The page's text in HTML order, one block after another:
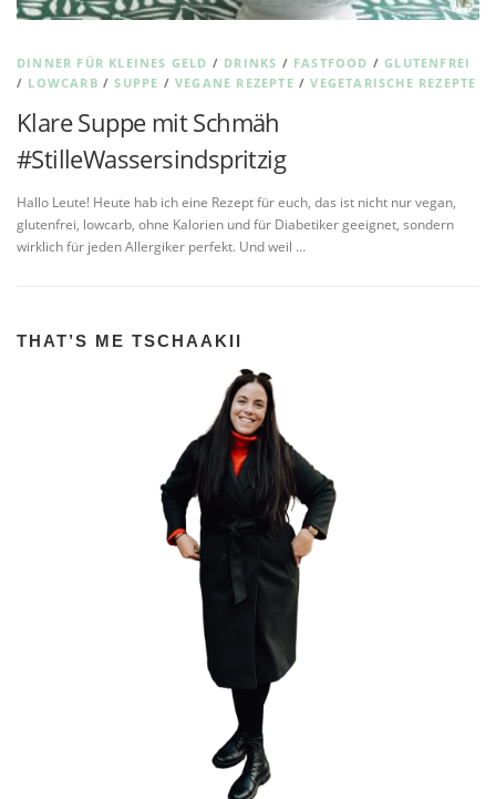
DINNER FÜR KLEINES GELD / DRINKS / FASTFOOD /GLUTENFREI
/ LOWCARB /SUPPE /VEGANE REZEPTE /VEGETARISCHE REZEPTE
Klare Suppe mit Schmäh
#StilleWassersindspritzig
Hallo Leute! Heute hab ich eine Rezept für euch, das ist nicht nur vegan,
glutenfrei, lowcarb, ohne Kalorien und für Diabetiker geeignet, sondern
wirklich für jeden Allergiker perfekt. Und weil …
THAT’S ME TSCHAAKII